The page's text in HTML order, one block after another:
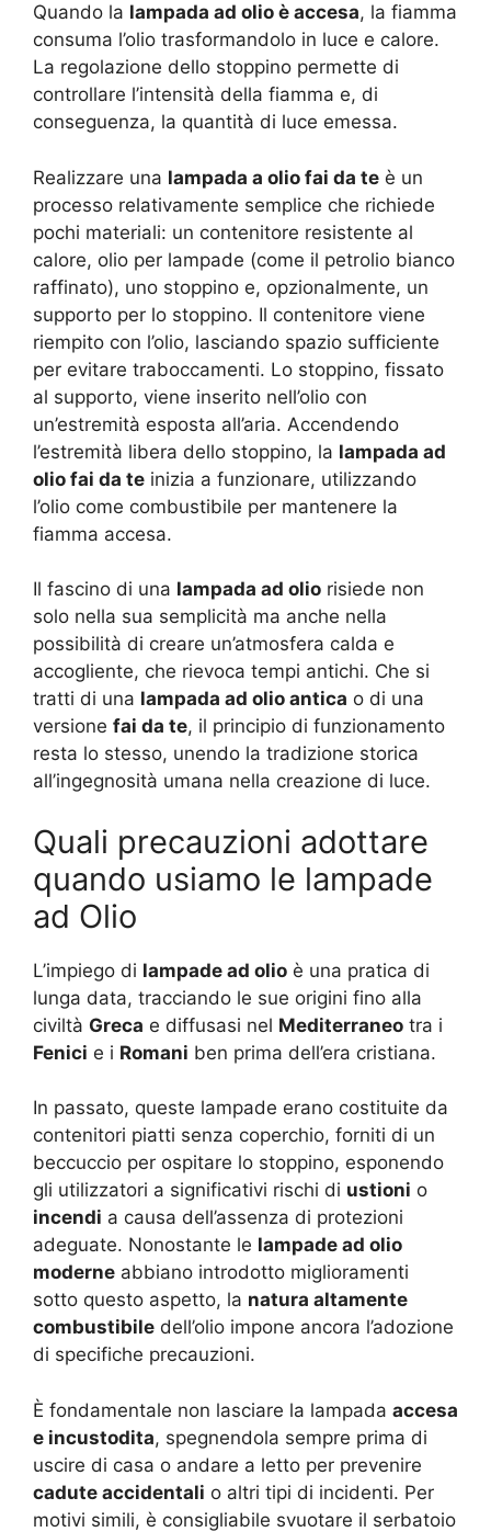
Quando la lampada ad olio è accesa, la fiamma
consuma l’olio trasformandolo in luce e calore.
La regolazione dello stoppino permette di
controllare l’intensità della fiamma e, di
conseguenza, la quantità di luce emessa.
Realizzare una lampada a olio fai da te è un
processo relativamente semplice che richiede
pochi materiali: un contenitore resistente al
calore, olio per lampade (come il petrolio bianco
raffinato), uno stoppino e, opzionalmente, un
supporto per lo stoppino. Il contenitore viene
riempito con l’olio, lasciando spazio sufficiente
per evitare traboccamenti. Lo stoppino, fissato
al supporto, viene inserito nell’olio con
un’estremità esposta all’aria. Accendendo
l’estremità libera dello stoppino, la lampada ad
olio fai da te inizia a funzionare, utilizzando
l’olio come combustibile per mantenere la
fiamma accesa.
Il fascino di una lampada ad olio risiede non
solo nella sua semplicità ma anche nella
possibilità di creare un’atmosfera calda e
accogliente, che rievoca tempi antichi. Che si
tratti di una lampada ad olio antica o di una
versione fai da te, il principio di funzionamento
resta lo stesso, unendo la tradizione storica
all’ingegnosità umana nella creazione di luce.
Quali precauzioni adottare
quando usiamo le lampade
ad Olio
L’impiego di lampade ad olio è una pratica di
lunga data, tracciando le sue origini fino alla
civiltà Greca e diffusasi nel Mediterraneo tra i
Fenici e i Romani ben prima dell’era cristiana.
In passato, queste lampade erano costituite da
contenitori piatti senza coperchio, forniti di un
beccuccio per ospitare lo stoppino, esponendo
gli utilizzatori a significativi rischi di ustioni o
incendi a causa dell’assenza di protezioni
adeguate. Nonostante le lampade ad olio
moderne abbiano introdotto miglioramenti
sotto questo aspetto, la natura altamente
combustibile dell’olio impone ancora l’adozione
di specifiche precauzioni.
È fondamentale non lasciare la lampada accesa
e incustodita, spegnendola sempre prima di
uscire di casa o andare a letto per prevenire
cadute accidentali o altri tipi di incidenti. Per
motivi simili, è consigliabile svuotare il serbatoio